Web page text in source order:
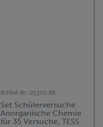
Artikel-Nr.:25301-88
Set Schülerversuche
Anorganische Chemie
für 35 Versuche, TESS